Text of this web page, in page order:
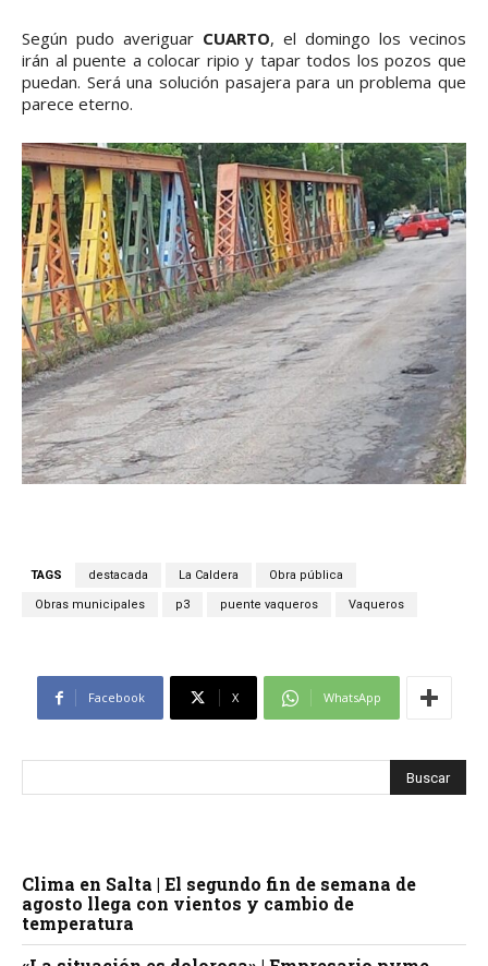
Según pudo averiguar CUARTO, el domingo los vecinos
irán al puente a colocar ripio y tapar todos los pozos que
puedan. Será una solución pasajera para un problema que
parece eterno.
TAGS destacada La Caldera Obra pública
Obras municipales p3 puente vaqueros Vaqueros
Facebook X WhatsApp
Clima en Salta | El segundo fin de semana de
agosto llega con vientos y cambio de
temperatura